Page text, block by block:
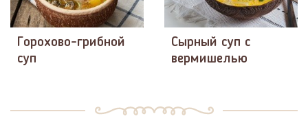
Горохово-грибной
суп
Сырный суп с
вермишелью